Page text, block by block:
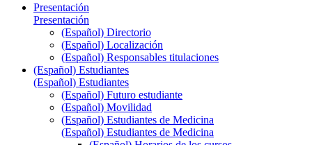
Presentación
Presentación
(Español) Directorio
(Español) Localización
(Español) Responsables titulaciones
(Español) Estudiantes
(Español) Estudiantes
(Español) Futuro estudiante
(Español) Movilidad
(Español) Estudiantes de Medicina
(Español) Estudiantes de Medicina